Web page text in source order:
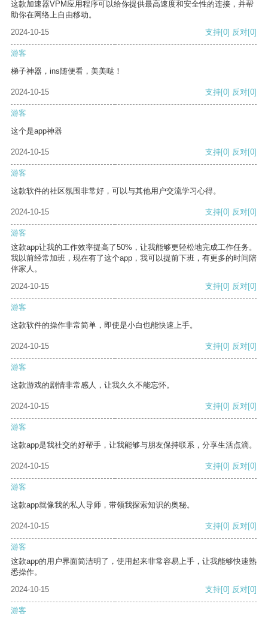
这款加速器VPM应用程序可以给你提供最高速度和安全性的连接，并帮
助你在网络上自由移动。
2024-10-15
支持[0] 反对[0]
游客
梯子神器，ins随便看，美美哒！
2024-10-15 支持[0] 反对[0]
游客
这个是app神器
2024-10-15 支持[0] 反对[0]
游客
这款软件的社区氛围非常好，可以与其他用户交流学习心得。
2024-10-15 支持[0] 反对[0]
游客
这款app让我的工作效率提高了50%，让我能够更轻松地完成工作任务。
我以前经常加班，现在有了这个app，我可以提前下班，有更多的时间陪
伴家人。
2024-10-15
支持[0] 反对[0]
游客
这款软件的操作非常简单，即使是小白也能快速上手。
2024-10-15 支持[0] 反对[0]
游客
这款游戏的剧情非常感人，让我久久不能忘怀。
2024-10-15 支持[0] 反对[0]
游客
这款app是我社交的好帮手，让我能够与朋友保持联系，分享生活点滴。
2024-10-15 支持[0] 反对[0]
游客
这款app就像我的私人导师，带领我探索知识的奥秘。
2024-10-15 支持[0] 反对[0]
游客
这款app的用户界面简洁明了，使用起来非常容易上手，让我能够快速熟
悉操作。
2024-10-15
支持[0] 反对[0]
游客